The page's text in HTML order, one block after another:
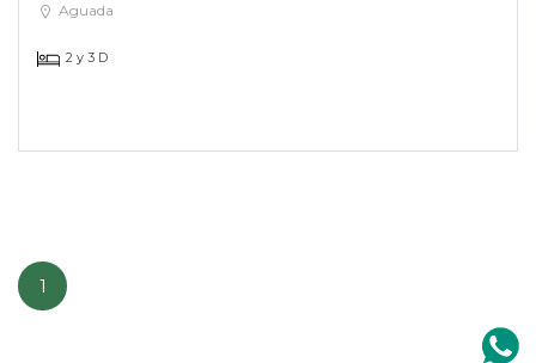
Aguada
2 y 3 D
1